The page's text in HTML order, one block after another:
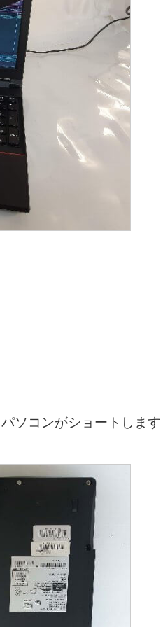
ソコンがショートします